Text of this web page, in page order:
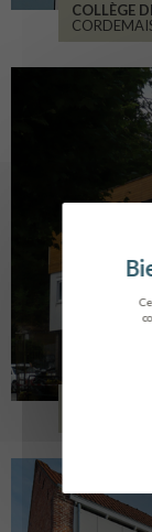
COLLÈGE